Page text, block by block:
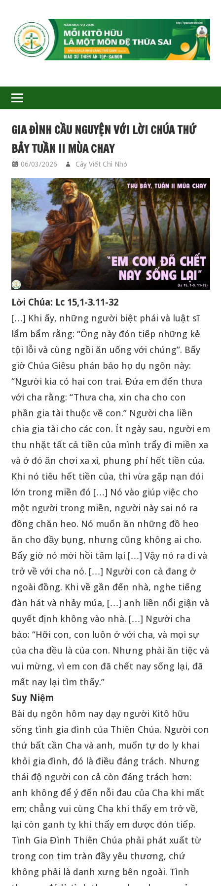
GIÁO
XỨ
THIÊN
ÂN-
TGP
SAIGON
GIA ĐÌNH CẦU NGUYỆN VỚI LỜI CHÚA THỨ
BẢY TUẦN II MÙA CHAY
06/03/2026 Cây Viết Chì Nhỏ
Lời Chúa: Lc 15,1-3.11-32
[…] Khi ấy, những người biệt phái và luật sĩ
lẩm bẩm rằng: “Ông này đón tiếp những kẻ
tội lỗi và cùng ngồi ăn uống với chúng”. Bấy
giờ Chúa Giêsu phán bảo họ dụ ngôn này:
“Người kia có hai con trai. Đứa em đến thưa
với cha rằng: “Thưa cha, xin cha cho con
phần gia tài thuộc về con.” Người cha liền
chia gia tài cho các con. Ít ngày sau, người em
thu nhặt tất cả tiền của mình trẩy đi miền xa
và ở đó ăn chơi xa xỉ, phung phí hết tiền của.
Khi nó tiêu hết tiền của, thì vừa gặp nạn đói
lớn trong miền đó […] Nó vào giúp việc cho
một người trong miền, người này sai nó ra
đồng chăn heo. Nó muốn ăn những đồ heo
ăn cho đầy bụng, nhưng cũng không ai cho.
Bấy giờ nó mới hồi tâm lại […] Vậy nó ra đi và
trở về với cha nó. […] Người con cả đang ở
ngoài đồng. Khi về gần đến nhà, nghe tiếng
đàn hát và nhảy múa, […] anh liền nổi giận và
quyết định không vào nhà. […] Người cha
bảo: “Hỡi con, con luôn ở với cha, và mọi sự
của cha đều là của con. Nhưng phải ăn tiệc và
vui mừng, vì em con đã chết nay sống lại, đã
mất nay lại tìm thấy.”
Suy Niệm
Bài dụ ngôn hôm nay dạy người Kitô hữu
sống tình gia đình của Thiên Chúa. Người con
thứ bất cần Cha và anh, muốn tự do ly khai
khỏi gia đình, đó là điều đáng trách. Nhưng
thái độ người con cả còn đáng trách hơn:
anh không để ý đến nỗi đau của Cha khi mất
em; chẳng vui cùng Cha khi thấy em trở về,
lại còn ganh tỵ khi thấy em được đón tiếp.
Tình Gia Đình Thiên Chúa phải phát xuất từ
trong con tim tràn đầy yêu thương, chứ
không phải là danh xưng bên ngoài. Tình